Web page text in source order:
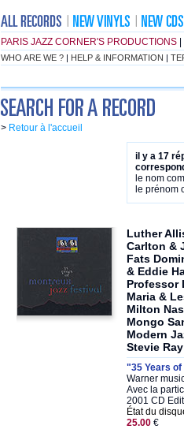
PARIS JAZZ CORNER'S PRODUCTIONS
WHO ARE WE ? | HELP & INFORMATION |
> Retour à l'accueil
il y a 17
le nom
le prénom
Luther
Carlton &
Fats
& Eddie
Professor
Maria &
Milton
Mongo
Modern
Stevie
"35 Years
Warner
Avec la
2001 CD
État du
25.00 €